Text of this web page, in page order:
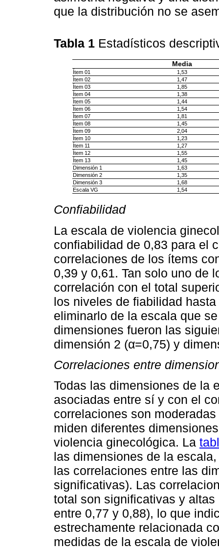
que la distribución no se
Tabla 1 Estadísticos
Media
Ítem 01
1,53
Ítem 02
1,47
Ítem 03
1,85
Ítem 04
1,38
Ítem 05
1,44
Ítem 06
1,54
Ítem 07
1,81
Ítem 08
1,45
Ítem 09
2,04
Ítem 10
1,23
Ítem 11
1,27
Ítem 12
1,55
Ítem 13
1,45
Dimensión 1
1,63
Dimensión 2
1,35
Dimensión 3
1,68
Escala VG
1,54
Confiabilidad
La escala de violencia
confiabilidad de 0,83 para el
correlaciones de los ítems
0,39 y 0,61. Tan solo uno de
correlación con el total
los niveles de fiabilidad
eliminarlo de la escala que
dimensiones fueron las
dimensión 2 (α=0,75) y
Correlaciones entre
Todas las dimensiones de la
asociadas entre sí y con el
correlaciones son
miden diferentes
violencia ginecológica. La
las dimensiones de la
las correlaciones entre las
significativas). Las
total son significativas y
entre 0,77 y 0,88), lo que
estrechamente relacionada
medidas de la escala de